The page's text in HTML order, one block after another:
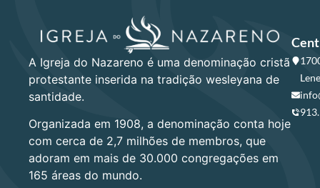
A Igreja do Nazareno é uma denominação cristã
protestante inserida na tradição wesleyana de
santidade.
Organizada em 1908, a denominação conta hoje
com cerca de 2,7 milhões de membros, que
adoram em mais de 30.000 congregações em
165 áreas do mundo.